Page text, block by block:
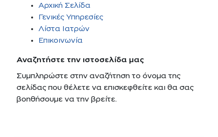
Αρχική Σελίδα
Γενικές Υπηρεσίες
Λίστα Ιατρών
Επικοινωνία
Αναζητήστε την ιστοσελίδα μας
Συμπληρώστε στην αναζήτηση το όνομα της
σελίδας που θέλετε να επισκεφθείτε και θα σας
βοηθήσουμε να την βρείτε.